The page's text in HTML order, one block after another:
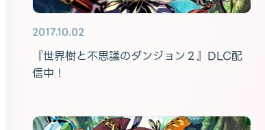
2017.10.02
『世界樹と不思議のダンジョン２』DLC配
信中！